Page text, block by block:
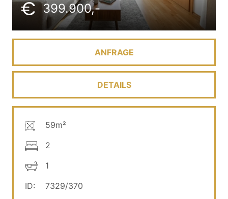
399.900,-
ANFRAGE
DETAILS
59m²
2
1
ID:
7329/370